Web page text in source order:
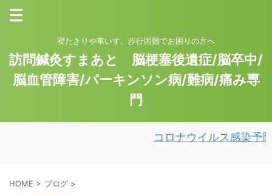
寝たきりや車いす、歩行困難でお困りの方へ
訪問鍼灸すまあと 脳梗塞後遺症/脳卒中/
脳血管障害/パーキンソン病/難病/痛み専
門
コロナウイルス感染予
HOME > ブログ >